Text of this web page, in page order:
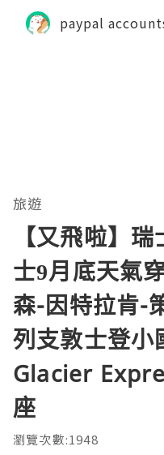
paypal
旅遊
【又飛啦】
士9月底天氣
森-因特拉肯-
列支敦士登
Glacier
座
瀏覽次數:1948